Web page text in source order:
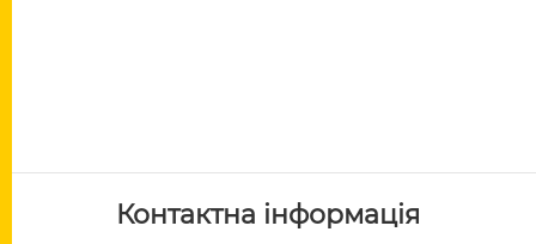
Контактна інформація